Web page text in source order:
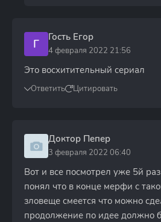
Г Гость Егор
4 февраля 2022 21:56
Это восхитительный сериал
Ответить Цитировать
Доктор Пепер
3 февраля 2022 06:40
Вот и все посмотрел уже 5й
понял что в конце мерфи с
зловеще смеется что можно
продолжение по идее должно